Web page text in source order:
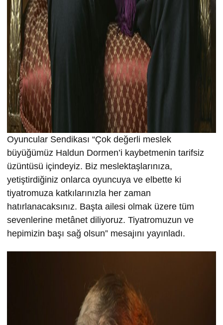
Oyuncular Sendikası “Çok değerli meslek
büyüğümüz Haldun Dormen’i kaybetmenin tarifsiz
üzüntüsü içindeyiz. Biz meslektaşlarınıza,
yetiştirdiğiniz onlarca oyuncuya ve elbette ki
tiyatromuza katkılarınızla her zaman
hatırlanacaksınız. Başta ailesi olmak üzere tüm
sevenlerine metânet diliyoruz. Tiyatromuzun ve
hepimizin başı sağ olsun” mesajını yayınladı.